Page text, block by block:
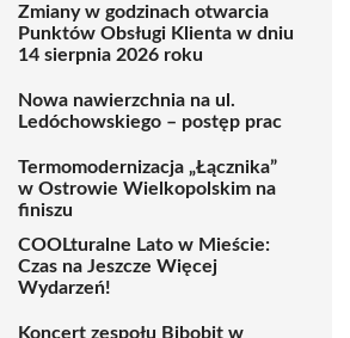
Zmiany w godzinach otwarcia
Punktów Obsługi Klienta w dniu
14 sierpnia 2026 roku
Nowa nawierzchnia na ul.
Ledóchowskiego – postęp prac
Termomodernizacja „Łącznika”
w Ostrowie Wielkopolskim na
finiszu
COOLturalne Lato w Mieście:
Czas na Jeszcze Więcej
Wydarzeń!
Koncert zespołu Bibobit w